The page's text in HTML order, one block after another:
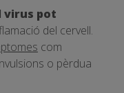
virus pot
del cervell.
com
o pèrdua